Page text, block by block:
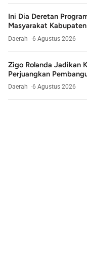
Ini Dia Deretan
Masyarakat
Daerah 6 Agustus 2026
Zigo Rolanda Jadikan
Perjuangkan
Daerah 6 Agustus 2026